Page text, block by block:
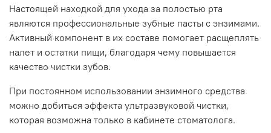
Настоящей находкой для ухода за полостью рта
являются профессиональные зубные пасты с энзимами.
Активный компонент в их составе помогает расщеплять
налет и остатки пищи, благодаря чему повышается
качество чистки зубов.
При постоянном использовании энзимного средства
можно добиться эффекта ультразвуковой чистки,
которая возможна только в кабинете стоматолога.